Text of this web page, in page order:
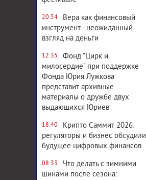
20:54
Вера как финансовый
инструмент - неожиданный
взгляд на деньги
12:35
Фонд "Цирк и
милосердие" при поддержке
Фонда Юрия Лужкова
представит архивные
материалы о дружбе двух
выдающихся Юриев
18:40
Крипто Саммит 2026:
регуляторы и бизнес обсудили
будущее цифровых финансов
08:33
Что делать с зимними
шинами после сезона: